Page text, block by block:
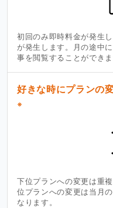
初回のみ即時料金が発生
が発生します。月の途中
事を閲覧することができま
好きな時にプランの
※
下位プランへの変更は重
位プランへの変更は当月
なります。